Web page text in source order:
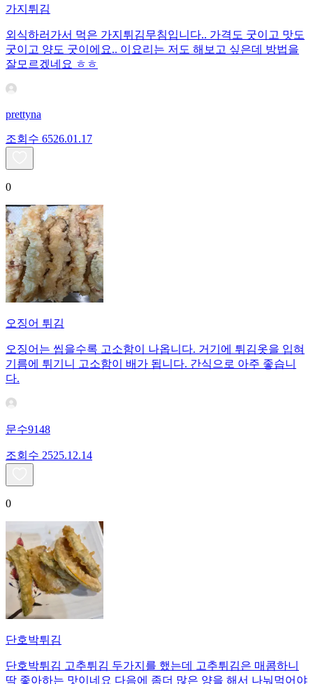
가지튀김
외식하러가서 먹은 가지튀김무침입니다.. 가격도 굿이고 맛도
굿이고 양도 굿이에요.. 이요리는 저도 해보고 싶은데 방법을
잘모르겠네요 ㅎㅎ
prettyna
조회수 6526.01.17
0
오징어 튀김
오징어는 씹을수록 고소함이 나옵니다. 거기에 튀김옷을 입혀
기름에 튀기니 고소함이 배가 됩니다. 간식으로 아주 좋습니
다.
문수9148
조회수 2525.12.14
0
단호박튀김
단호박튀김 고추튀김 두가지를 했는데 고추튀김은 매콤하니
딱 좋아하는 맛이네요 다음에 좀더 많은 양을 해서 나눠먹어야